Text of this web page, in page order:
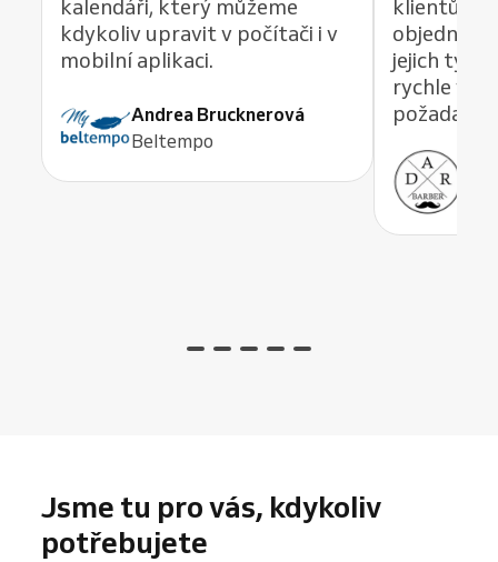
kalendáři, který můžeme
kdykoliv upravit v počítači i v
mobilní aplikaci.
Andrea Brucknerová
Beltempo
klientům
jejich tým
rychle
Jsme tu pro vás, kdykoliv
potřebujete